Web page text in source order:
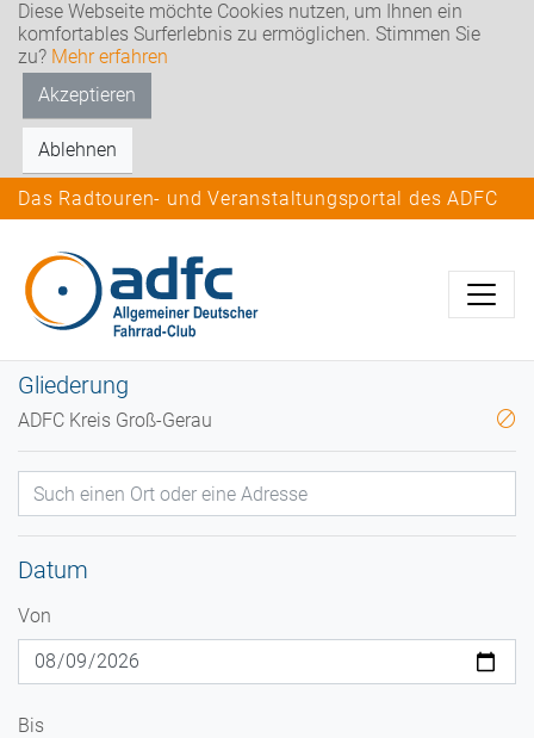
Diese Webseite möchte Cookies nutzen, um Ihnen ein
komfortables Surferlebnis zu ermöglichen. Stimmen Sie
zu? Mehr erfahren
Akzeptieren
Ablehnen
Das Radtouren- und Veranstaltungsportal des ADFC
Gliederung
ADFC Kreis Groß-Gerau
Datum
Von
Bis